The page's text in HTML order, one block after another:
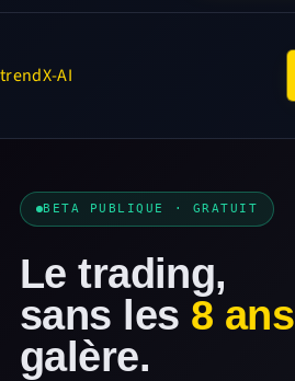
trendX-AI
BETA PUBLIQUE · GRATUIT
Le trading,
sans les 8 ans
galère.